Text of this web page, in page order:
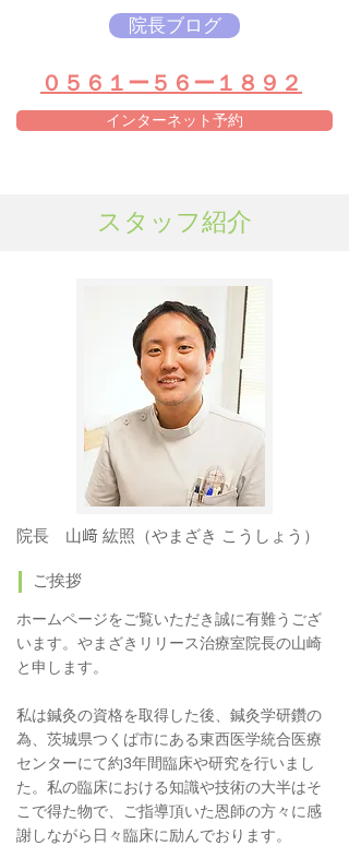
院長ブログ
​０５６１ー５６ー１８９２
インターネット予約
スタッフ紹介
院長 山﨑 紘照（やまざき こうしょう）
ご挨拶
ホームページをご覧いただき誠に有難うござ
います。やまざきリリース治療室院長の山崎
と申します。
私は鍼灸の資格を取得した後、鍼灸学研鑽の
為、茨城県つくば市にある東西医学統合医療
センターにて約3年間臨床や研究を行いまし
た。私の臨床における知識や技術の大半はそ
こで得た物で、ご指導頂いた恩師の方々に感
謝しながら日々臨床に励んでおります。